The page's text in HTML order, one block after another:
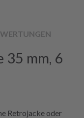
35 mm, 6
Retrojacke oder